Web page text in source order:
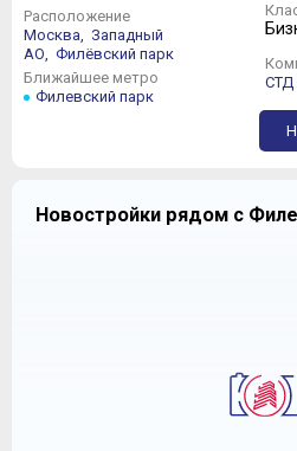
Расположение
Москва, Западный
АО, Филёвский парк
Ближайшее метро
Филевский парк
СТД
Новостройки рядом с